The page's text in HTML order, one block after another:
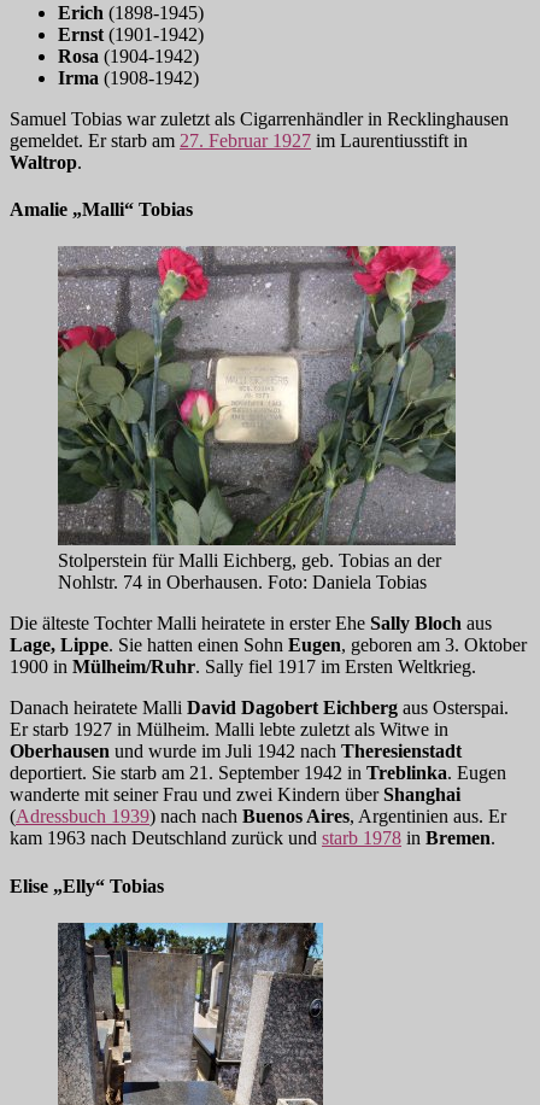
Erich (1898-1945)
Ernst (1901-1942)
Rosa (1904-1942)
Irma (1908-1942)
Samuel Tobias war zuletzt als Cigarrenhändler in Recklinghausen
gemeldet. Er starb am 27. Februar 1927 im Laurentiusstift in
Waltrop.
Amalie „Malli“ Tobias
Stolperstein für Malli Eichberg, geb. Tobias an der
Nohlstr. 74 in Oberhausen. Foto: Daniela Tobias
Die älteste Tochter Malli heiratete in erster Ehe Sally Bloch aus
Lage, Lippe. Sie hatten einen Sohn Eugen, geboren am 3. Oktober
1900 in Mülheim/Ruhr. Sally fiel 1917 im Ersten Weltkrieg.
Danach heiratete Malli David Dagobert Eichberg aus Osterspai.
Er starb 1927 in Mülheim. Malli lebte zuletzt als Witwe in
Oberhausen und wurde im Juli 1942 nach Theresienstadt
deportiert. Sie starb am 21. September 1942 in Treblinka. Eugen
wanderte mit seiner Frau und zwei Kindern überShanghai
(Adressbuch 1939) nach nach Buenos Aires, Argentinien aus. Er
kam 1963 nach Deutschland zurück und starb 1978 in Bremen.
Elise „Elly“ Tobias